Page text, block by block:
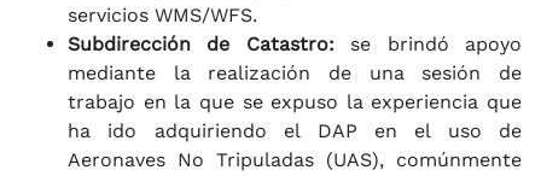
servicios WMS/WFS.
Subdirección de Catastro: se brindó apoyo
mediante la realización de una sesión de
trabajo en la que se expuso la experiencia que
ha ido adquiriendo el DAP en el uso de
Aeronaves No Tripuladas (UAS), comúnmente